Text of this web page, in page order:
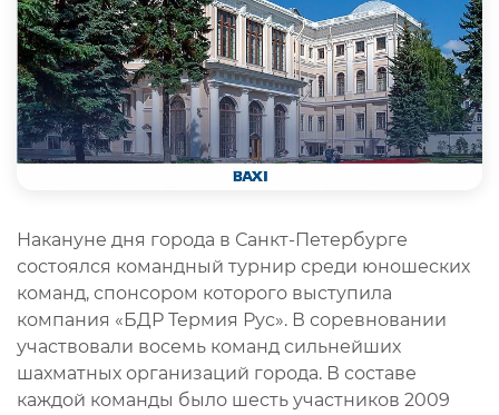
Накануне дня города в Санкт-Петербурге
состоялся командный турнир среди юношеских
команд, спонсором которого выступила
компания «БДР Термия Рус». В соревновании
участвовали восемь команд сильнейших
шахматных организаций города. В составе
каждой команды было шесть участников 2009